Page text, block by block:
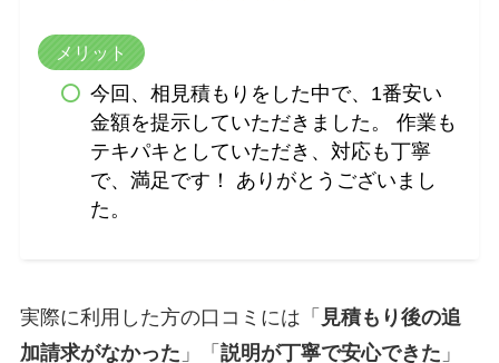
メリット
今回、相見積もりをした中で、1番安い
金額を提示していただきました。 作業も
テキパキとしていただき、対応も丁寧
で、満足です！ ありがとうございまし
た。
実際に利用した方の口コミには「 見積もり後の追
加請求がなかった 」「 説明が丁寧で安心できた 」